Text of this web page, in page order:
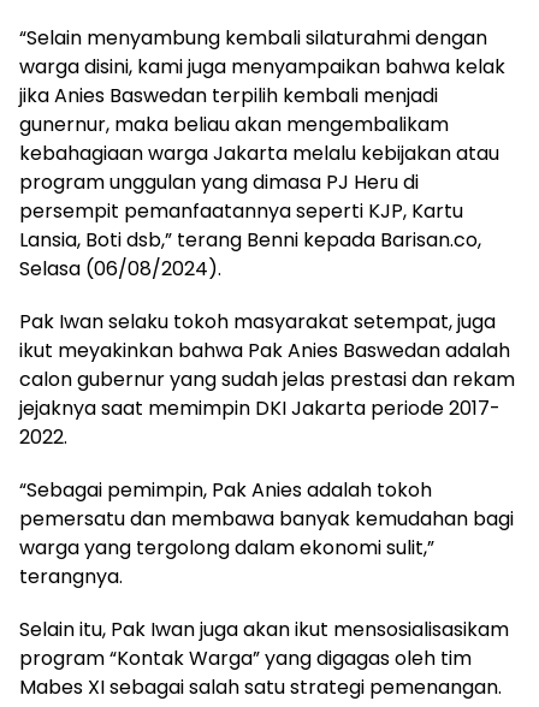
“Selain menyambung kembali silaturahmi dengan
warga disini, kami juga menyampaikan bahwa kelak
jika Anies Baswedan terpilih kembali menjadi
gunernur, maka beliau akan mengembalikam
kebahagiaan warga Jakarta melalu kebijakan atau
program unggulan yang dimasa PJ Heru di
persempit pemanfaatannya seperti KJP, Kartu
Lansia, Boti dsb,” terang Benni kepada Barisan.co,
Selasa (06/08/2024).
Pak Iwan selaku tokoh masyarakat setempat, juga
ikut meyakinkan bahwa Pak Anies Baswedan adalah
calon gubernur yang sudah jelas prestasi dan rekam
jejaknya saat memimpin DKI Jakarta periode 2017-
2022.
“Sebagai pemimpin, Pak Anies adalah tokoh
pemersatu dan membawa banyak kemudahan bagi
warga yang tergolong dalam ekonomi sulit,”
terangnya.
Selain itu, Pak Iwan juga akan ikut mensosialisasikam
program “Kontak Warga” yang digagas oleh tim
Mabes XI sebagai salah satu strategi pemenangan.